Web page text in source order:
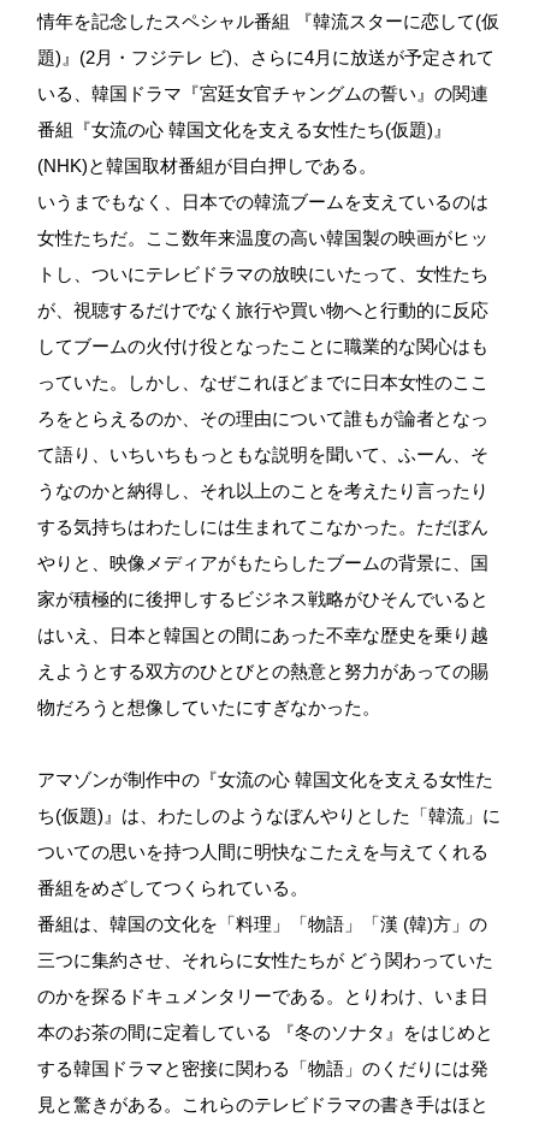
情年を記念したスペシャル番組 『韓流スターに恋して(仮
題)』(2月・フジテレ ビ)、さらに4月に放送が予定されて
いる、韓国ドラマ『宮廷女官チャングムの誓い』の関連
番組『女流の心 韓国文化を支える女性たち(仮題)』
(NHK)と韓国取材番組が目白押しである。
いうまでもなく、日本での韓流ブームを支えているのは
女性たちだ。ここ数年来温度の高い韓国製の映画がヒッ
トし、ついにテレビドラマの放映にいたって、女性たち
が、視聴するだけでなく旅行や買い物へと行動的に反応
してブームの火付け役となったことに職業的な関心はも
っていた。しかし、なぜこれほどまでに日本女性のここ
ろをとらえるのか、その理由について誰もが論者となっ
て語り、いちいちもっともな説明を聞いて、ふーん、そ
うなのかと納得し、それ以上のことを考えたり言ったり
する気持ちはわたしには生まれてこなかった。ただぼん
やりと、映像メディアがもたらしたブームの背景に、国
家が積極的に後押しするビジネス戦略がひそんでいると
はいえ、日本と韓国との間にあった不幸な歴史を乗り越
えようとする双方のひとびとの熱意と努力があっての賜
物だろうと想像していたにすぎなかった。
アマゾンが制作中の『女流の心 韓国文化を支える女性た
ち(仮題)』は、わたしのようなぼんやりとした「韓流」に
ついての思いを持つ人間に明快なこたえを与えてくれる
番組をめざしてつくられている。
番組は、韓国の文化を「料理」「物語」「漢 (韓)方」の
三つに集約させ、それらに女性たちが どう関わっていた
のかを探るドキュメンタリーである。とりわけ、いま日
本のお茶の間に定着している 『冬のソナタ』をはじめと
する韓国ドラマと密接に関わる「物語」のくだりには発
見と驚きがある。これらのテレビドラマの書き手はほと